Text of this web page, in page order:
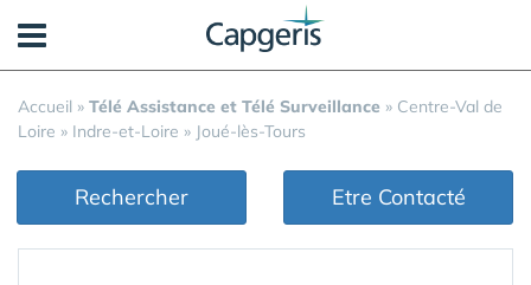
Accueil » Télé Assistance et Télé Surveillance » Centre-Val de
Loire » Indre-et-Loire » Joué-lès-Tours
Rechercher Etre Contacté